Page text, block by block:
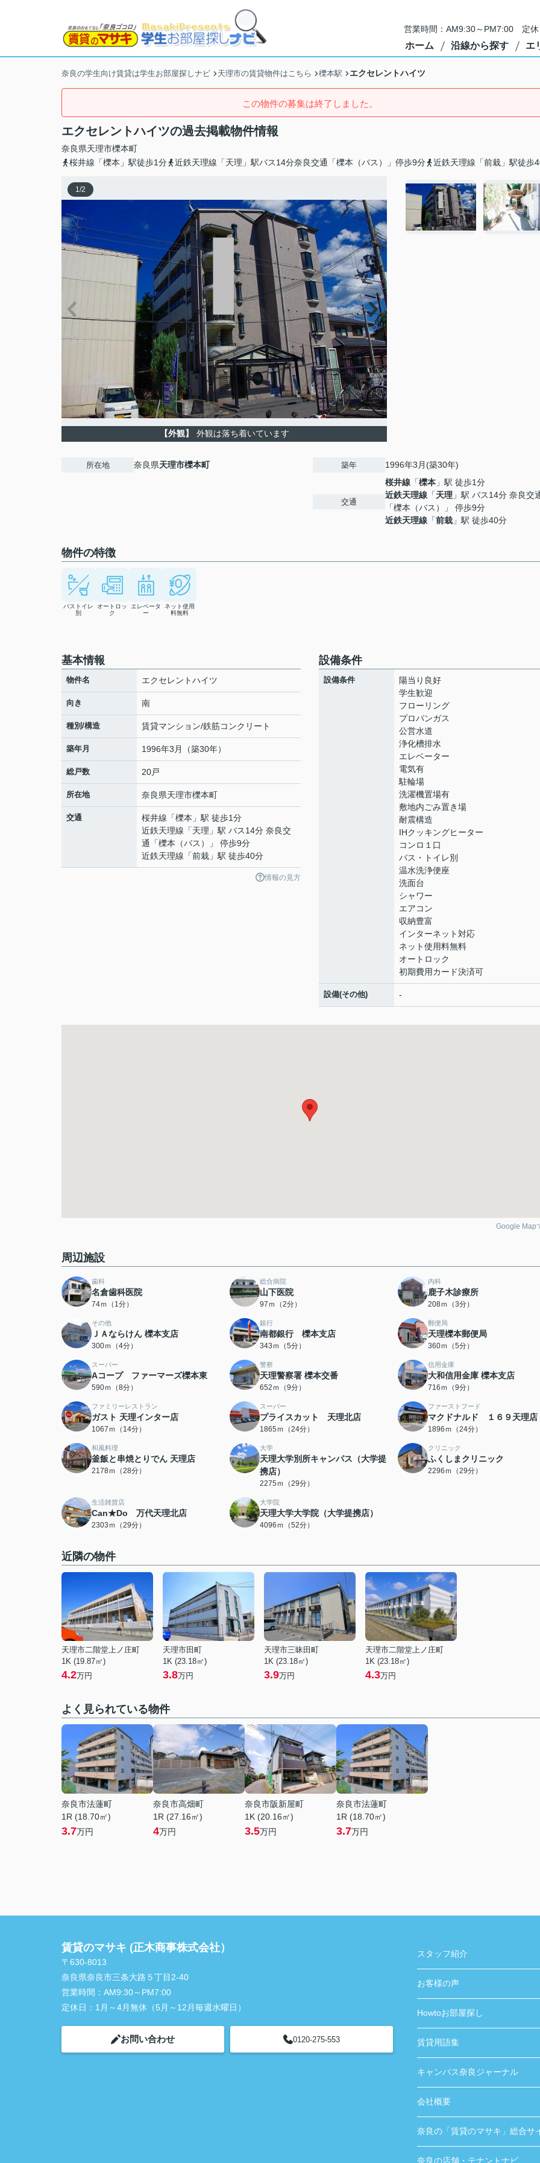
営業時間：AM9:30～PM7:00 定休
ホーム 沿線から探す エ
奈良の学生向け賃貸は学生お部屋探しナビ 天理市の賃貸物件はこちら 櫟本駅 エクセレントハイツ
この物件の募集は終了しました。
エクセレントハイツの過去掲載物件情報
奈良県天理市櫟本町
桜井線「櫟本」駅徒歩1分
近鉄天理線「天理」駅バス14分奈良交通「櫟本（バス）」停歩9分 近鉄天理線「前栽」駅徒歩
1/2
【外観】 外観は落ち着いています
所在地 奈良県天理市櫟本町 築年 1996年3月(築30年)
交通
桜井線 「櫟本 」駅 徒歩1分
近鉄天理線 「天理 」駅 バス14分 奈良交
「櫟本（バス）」 停歩9分
近鉄天理線 「前栽 」駅 徒歩40分
物件の特徴
バストイレ
別
オートロッ
ク
エレベータ
ー
ネット使用
料無料
基本情報
物件名 エクセレントハイツ
向き 南
種別/構造 賃貸マンション/鉄筋コンクリート
築年月 1996年3月（築30年）
総戸数 20戸
所在地 奈良県天理市櫟本町
交通 桜井線 「櫟本 」駅 徒歩1分
近鉄天理線 「天理 」駅 バス14分 奈良交
通「櫟本（バス）」 停歩9分
近鉄天理線 「前栽 」駅 徒歩40分
情報の見方
設備条件
設備条件
陽当り良好
学生歓迎
フローリング
プロパンガス
公営水道
浄化槽排水
エレベーター
電気有
駐輪場
洗濯機置場有
敷地内ごみ置き場
耐震構造
IHクッキングヒーター
コンロ１口
バス・トイレ別
温水洗浄便座
洗面台
シャワー
エアコン
収納豊富
インターネット対応
ネット使用料無料
オートロック
初期費用カード決済可
設備(その他) -
Google Map
周辺施設
歯科
名倉歯科医院
74ｍ（1分）
総合病院
山下医院
97ｍ（2分）
内科
鹿子木診療所
208ｍ（3分）
その他
ＪＡならけん 櫟本支店
300ｍ（4分）
銀行
南都銀行 櫟本支店
343ｍ（5分）
郵便局
天理櫟本郵便局
360ｍ（5分）
スーパー
Aコープ ファーマーズ櫟本東
590ｍ（8分）
警察
天理警察署 櫟本交番
652ｍ（9分）
信用金庫
大和信用金庫 櫟本支店
716ｍ（9分）
ファミリーレストラン
ガスト 天理インター店
1067ｍ（14分）
スーパー
プライスカット 天理北店
1865ｍ（24分）
ファーストフード
マクドナルド １６９天理店
1896ｍ（24分）
和風料理
釜飯と串焼とりでん 天理店
2178ｍ（28分）
大学
天理大学別所キャンパス（大学提
携店）
2275ｍ（29分）
クリニック
ふくしまクリニック
2296ｍ（29分）
生活雑貨店
Can★Do 万代天理北店
2303ｍ（29分）
大学院
天理大学大学院（大学提携店）
4096ｍ（52分）
近隣の物件
天理市二階堂上ノ庄町
1K (19.87㎡)
4.2万円
天理市田町
1K (23.18㎡)
3.8万円
天理市三昧田町
1K (23.18㎡)
3.9万円
天理市二階堂上ノ庄町
1K (23.18㎡)
4.3万円
よく見られている物件
奈良市法蓮町
1R (18.70㎡)
3.7万円
奈良市高畑町
1R (27.16㎡)
4万円
奈良市阪新屋町
1K (20.16㎡)
3.5万円
奈良市法蓮町
1R (18.70㎡)
3.7万円
賃貸のマサキ (正木商事株式会社）
〒630-8013
奈良県奈良市三条大路５丁目2-40
営業時間： AM9:30～PM7:00
定休日： 1月～4月無休（5月～12月毎週水曜日）
お問い合わせ 0120-275-553
スタッフ紹介
お客様の声
Howtoお部屋探し
賃貸用語集
キャンパス奈良ジャーナル
会社概要
奈良の「賃貸のマサキ」総合サ
奈良の店舗・テナントナビ